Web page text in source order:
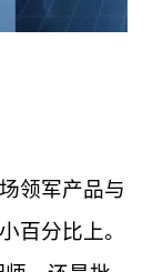
领军产品与
百分比上。